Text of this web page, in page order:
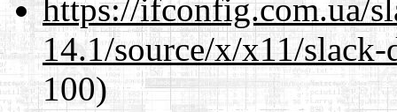
https://ifconfig.com.ua/
14.1/source/x/x11/
100)